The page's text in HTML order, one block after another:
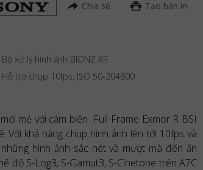
Chia sẻ Tạo bản in
Bộ xử lý hình ảnh BIONZ XR
Hỗ trợ chụp 10fps, ISO 50-204800
mẻ với cảm biến Full-Frame Exmor R BSI
Với khả năng chụp hình ảnh lên tới 10fps và
hình ảnh sắc nét và mượt mà đến ấn
độ S-Log3, S-Gamut3, S-Cinetone trên A7C